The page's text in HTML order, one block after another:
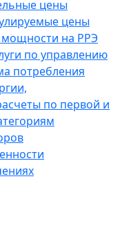
цены
цены
на РРЭ
по управлению
потребления
по первой и